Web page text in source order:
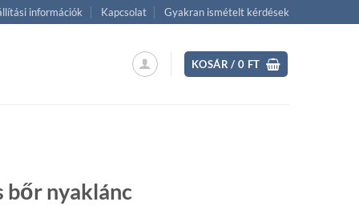
információk Kapcsolat Gyakran ismételt kérdések
KOSÁR /0 FT
bőr nyaklánc